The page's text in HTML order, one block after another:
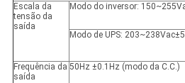
Escala da
tensão da
saída
Modo do inversor:
Modo de UPS:
Frequência da
saída
50Hz ±0.1Hz (modo da C.C.)